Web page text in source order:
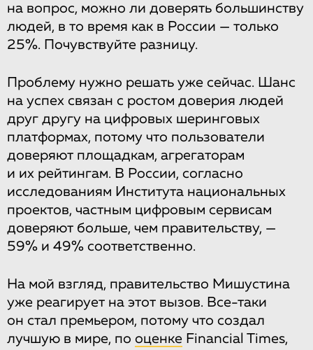
на вопрос, можно ли доверять большинству
людей, в то время как в России — только
25%. Почувствуйте разницу.
Проблему нужно решать уже сейчас. Шанс
на успех связан с ростом доверия людей
друг другу на цифровых шеринговых
платформах, потому что пользователи
доверяют площадкам, агрегаторам
и их рейтингам. В России, согласно
исследованиям Института национальных
проектов, частным цифровым сервисам
доверяют больше, чем правительству, —
59% и 49% соответственно.
На мой взгляд, правительство Мишустина
уже реагирует на этот вызов. Все-таки
он стал премьером, потому что создал
лучшую в мире, по оценке Financial Times,